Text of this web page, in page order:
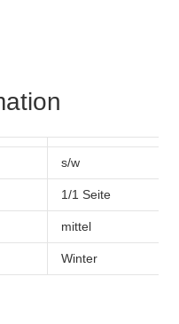
s/w
1/1 Seite
mittel
Winter